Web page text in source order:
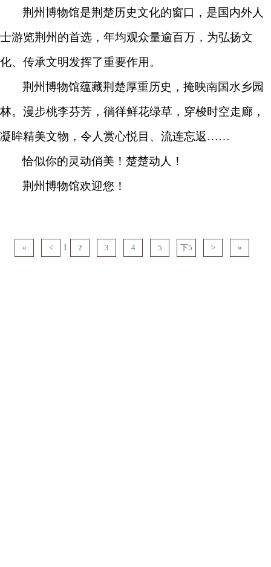
荆州博物馆是荆楚历史文化的窗口，是国内外人
士游览荆州的首选，年均观众量逾百万，为弘扬文
化、传承文明发挥了重要作用。
荆州博物馆蕴藏荆楚厚重历史，掩映南国水乡园
林。漫步桃李芬芳，徜徉鲜花绿草，穿梭时空走廊，
凝眸精美文物，令人赏心悦目、流连忘返……
恰似你的灵动俏美！楚楚动人！
荆州博物馆欢迎您！
« < 1 2 3 4 5 下5 > »